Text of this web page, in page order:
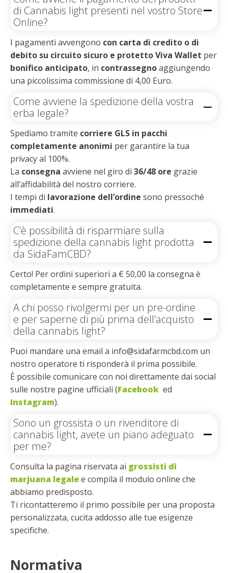
di Cannabis light presenti nel vostro Store
Online?
I pagamenti avvengono con carta di credito o di
debito su circuito sicuro e protetto Viva Wallet per
bonifico anticipato, in contrassegnoaggiungendo
una piccolissima commissione di 4,00 Euro.
Come avviene la spedizione della vostra
erba legale?
Spediamo tramite corriere GLS in pacchi
completamente anonimi per garantire la tua
privacy al 100%.
La consegna avviene nel giro di 36/48 ore grazie
all’affidabilità del nostro corriere.
I tempi di lavorazione dell’ordine sono pressoché
immediati.
C’è possibilità di risparmiare sulla
spedizione della cannabis light prodotta
da SidaFamCBD?
Certo! Per ordini superiori a € 50,00 la consegna è
completamente e sempre gratuita.
A chi posso rivolgermi per un pre-ordine
e per saperne di più prima dell’acquisto
della cannabis light?
Puoi mandare una email a info@sidafarmcbd.com un
nostro operatore ti risponderà il prima possibile.
È possibile comunicare con noi direttamente dai social
sulle nostre pagine ufficiali (Facebook ed
Instagram).
Sono un grossista o un rivenditore di
cannabis light, avete un piano adeguato
per me?
Consulta la pagina riservata ai grossisti di
marjuana legalee compila il modulo online che
abbiamo predisposto.
Ti ricontatteremo il primo possibile per una proposta
personalizzata, cucita addosso alle tue esigenze
specifiche.
Normativa